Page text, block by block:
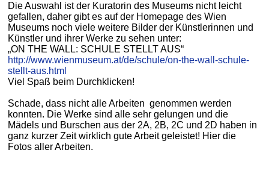
Die Auswahl ist der Kuratorin des Museums nicht leicht
gefallen, daher gibt es auf der Homepage des Wien
Museums noch viele weitere Bilder der Künstlerinnen und
Künstler und ihrer Werke zu sehen unter:
„ON THE WALL: SCHULE STELLT AUS“
http://www.wienmuseum.at/de/schule/on-the-wall-schule-
stellt-aus.html
Viel Spaß beim Durchklicken!
Schade, dass nicht alle Arbeiten genommen werden
konnten. Die Werke sind alle sehr gelungen und die
Mädels und Burschen aus der 2A, 2B, 2C und 2D haben in
ganz kurzer Zeit wirklich gute Arbeit geleistet! Hier die
Fotos aller Arbeiten.